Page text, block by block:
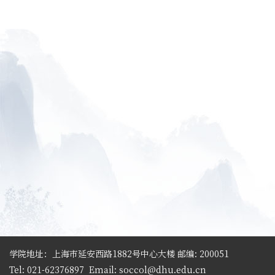
学院地址：上海市延安西路1882号中心大楼 邮编: 200051
Tel: 021-62376897 Email: soccol@dhu.edu.cn